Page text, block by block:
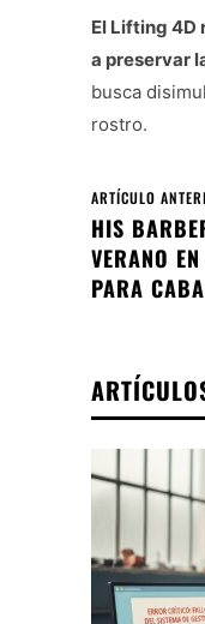
El Lifting 4D
a preservar
busca
rostro.
ARTÍCULO
HIS
VERANO
PARA